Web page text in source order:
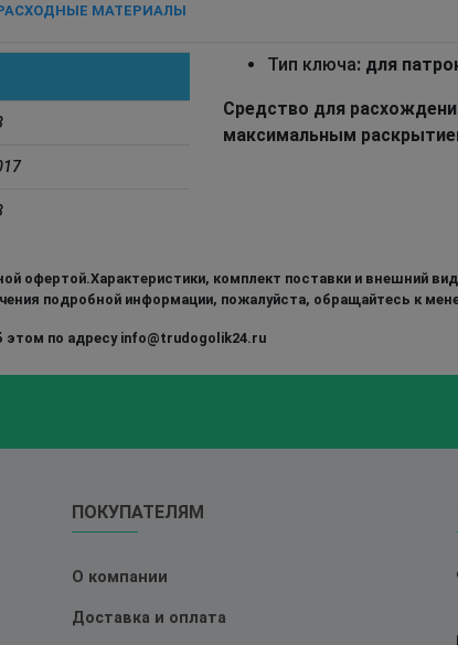
МАТЕРИАЛЫ
Тип ключа: для
Средство для
максимальным
офертой.Характеристики, комплект поставки и внешний
подробной информации, пожалуйста, обращайтесь к
этом по адресу info@trudogolik24.ru
ПОКУПАТЕЛЯМ
О компании
Доставка и оплата